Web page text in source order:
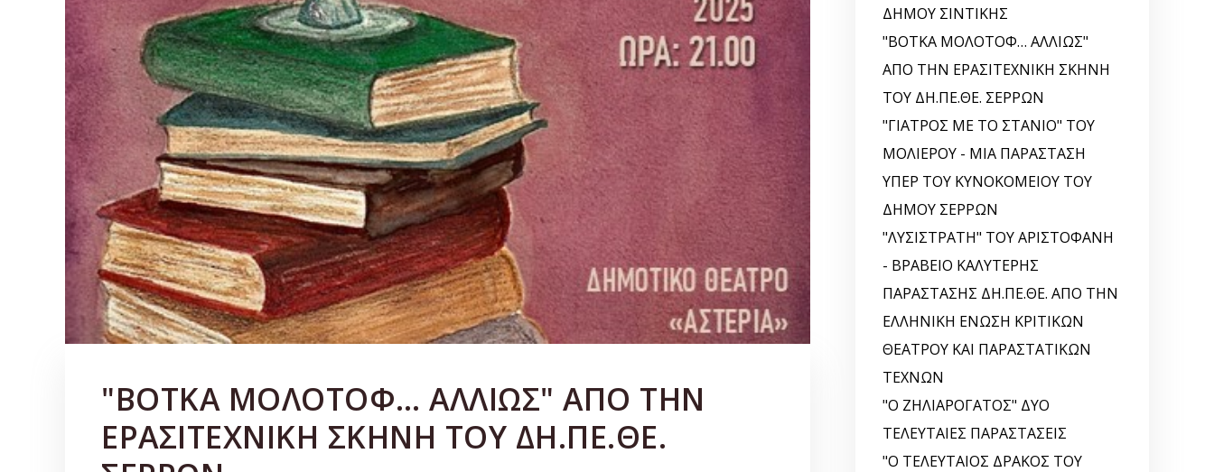
"ΒΟΤΚΑ ΜΟΛΟΤΟΦ… ΑΛΛΙΩΣ" ΑΠΟ ΤΗΝ
ΕΡΑΣΙΤΕΧΝΙΚΗ ΣΚΗΝΗ ΤΟΥ ΔΗ.ΠΕ.ΘΕ.
ΔΗΜΟΥ ΣΙΝΤΙΚΗΣ
"ΒΟΤΚΑ ΜΟΛΟΤΟΦ… ΑΛΛΙΩΣ"
ΑΠΟ ΤΗΝ ΕΡΑΣΙΤΕΧΝΙΚΗ ΣΚΗΝΗ
ΤΟΥ ΔΗ.ΠΕ.ΘΕ. ΣΕΡΡΩΝ
"ΓΙΑΤΡΟΣ ΜΕ ΤΟ ΣΤΑΝΙΟ" ΤΟΥ
ΜΟΛΙΕΡΟΥ - ΜΙΑ ΠΑΡΑΣΤΑΣΗ
ΥΠΕΡ ΤΟΥ ΚΥΝΟΚΟΜΕΙΟΥ ΤΟΥ
ΔΗΜΟΥ ΣΕΡΡΩΝ
"ΛΥΣΙΣΤΡΑΤΗ" ΤΟΥ ΑΡΙΣΤΟΦΑΝΗ
- ΒΡΑΒΕΙΟ ΚΑΛΥΤΕΡΗΣ
ΠΑΡΑΣΤΑΣΗΣ ΔΗ.ΠΕ.ΘΕ. ΑΠΟ ΤΗΝ
ΕΛΛΗΝΙΚΗ EΝΩΣΗ ΚΡΙΤΙΚΩΝ
ΘΕΑΤΡΟΥ ΚΑΙ ΠΑΡΑΣΤΑΤΙΚΩΝ
ΤΕΧΝΩΝ
"Ο ΖΗΛΙΑΡΟΓΑΤΟΣ" ΔΥΟ
ΤΕΛΕΥΤΑΙΕΣ ΠΑΡΑΣΤΑΣΕΙΣ
"Ο ΤΕΛΕΥΤΑΙΟΣ ΔΡΑΚΟΣ ΤΟΥ